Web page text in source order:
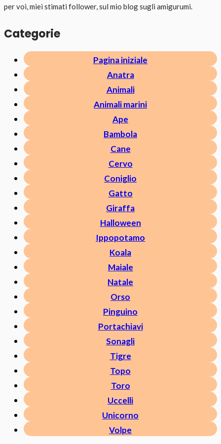
per voi, miei stimati follower, sul mio blog sugli amigurumi.
Categorie
Pagina iniziale
Anatra
Animali
Animali marini
Ape
Bambola
Cane
Cervo
Coniglio
Gatto
Giraffa
Halloween
Ippopotamo
Koala
Maiale
Natale
Orso
Pinguino
Portachiavi
Sonagli
Tigre
Topo
Toro
Uccelli
Unicorno
Volpe